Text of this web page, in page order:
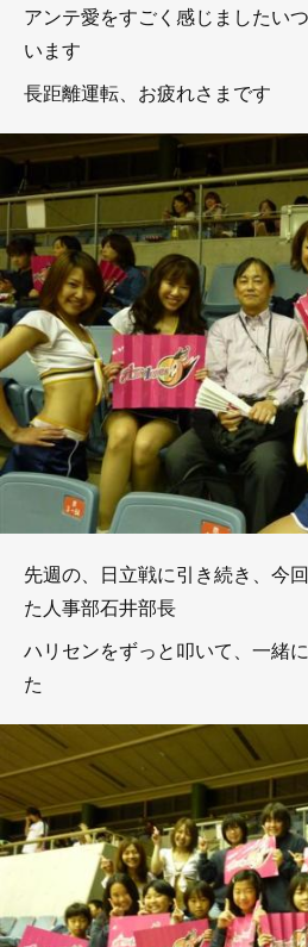
アンテ愛をすごく感じましたい
います
長距離運転、お疲れさまです
先週の、日立戦に引き続き、今
た人事部石井部長
ハリセンをずっと叩いて、一緒
た